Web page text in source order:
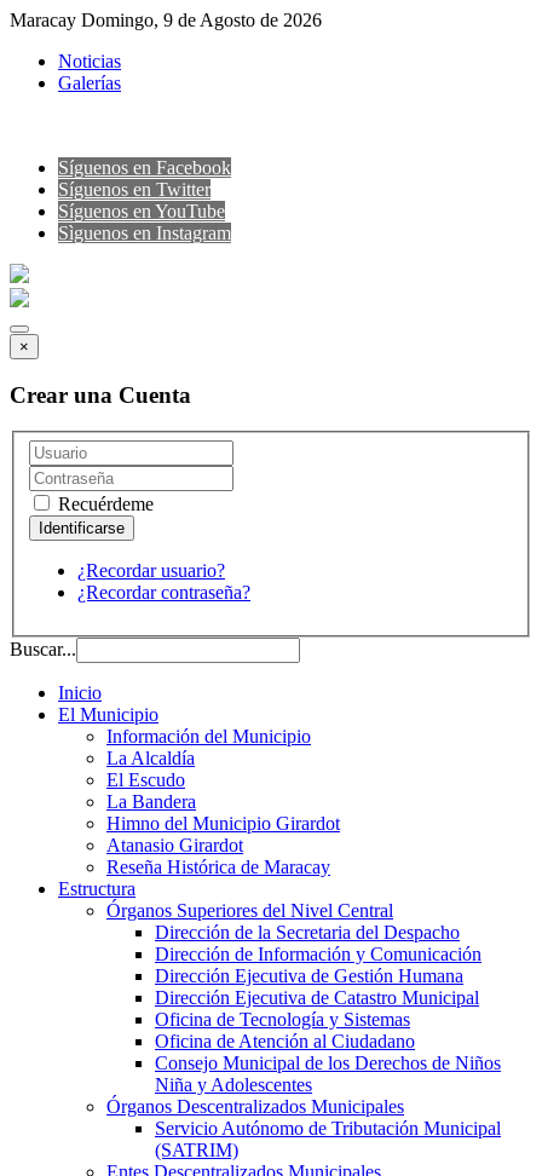
Maracay Domingo, 9 de Agosto de 2026
Noticias
Galerías
Síguenos en Facebook
Síguenos en Twitter
Síguenos en YouTube
Sìguenos en Instagram
×
Crear una Cuenta
Recuérdeme
¿Recordar usuario?
¿Recordar contraseña?
Buscar...
Inicio
El Municipio
Información del Municipio
La Alcaldía
El Escudo
La Bandera
Himno del Municipio Girardot
Atanasio Girardot
Reseña Histórica de Maracay
Estructura
Órganos Superiores del Nivel Central
Dirección de la Secretaria del Despacho
Dirección de Información y Comunicación
Dirección Ejecutiva de Gestión Humana
Dirección Ejecutiva de Catastro Municipal
Oficina de Tecnología y Sistemas
Oficina de Atención al Ciudadano
Consejo Municipal de los Derechos de Niños
Niña y Adolescentes
Órganos Descentralizados Municipales
Servicio Autónomo de Tributación Municipal
(SATRIM)
Entes Descentralizados Municipales